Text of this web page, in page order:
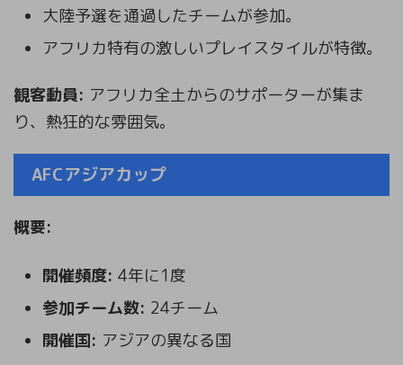
大陸予選を通過したチームが参加。
アフリカ特有の激しいプレイスタイルが特徴。
観客動員: アフリカ全土からのサポーターが集ま
り、熱狂的な雰囲気。
AFCアジアカップ
概要:
開催頻度: 4年に1度
参加チーム数: 24チーム
開催国: アジアの異なる国